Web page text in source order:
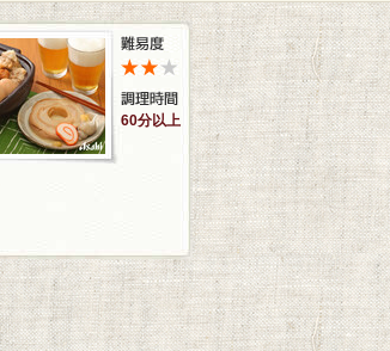
60分以上